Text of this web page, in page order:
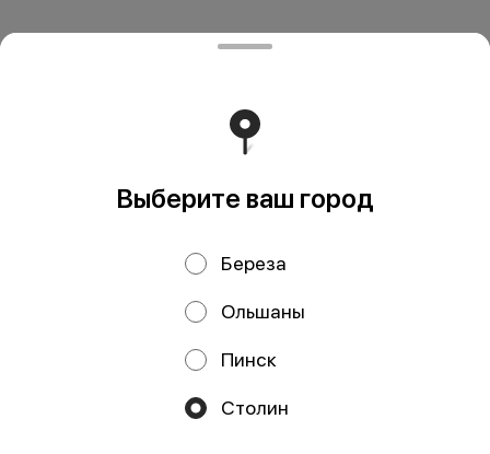
ЧТУП "ПиццаФаер" п.а. 225503, Столин, ул.
Терешковой, 55/1 УНП 291753273 ОАО»Паритетбанк»
БИК POISBY2X Адрес Банка: 220002, г.Минск, ул
Киселева, 61А р.с. BY75POIS30120154220501933001
Политика конфиденциальности
Выберите ваш город
Береза
Ольшаны
Пинск
Столин